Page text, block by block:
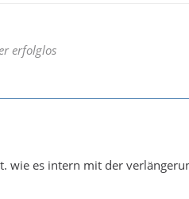
erfolglos
wie es intern mit der